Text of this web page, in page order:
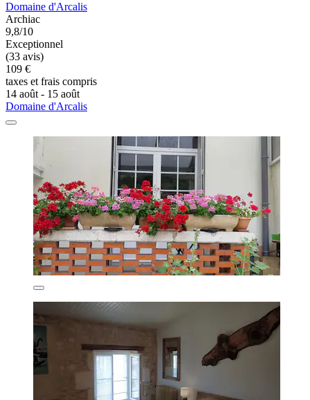
Domaine d'Arcalis
Archiac
9,8/10
Exceptionnel
(33 avis)
109 €
taxes et frais compris
14 août - 15 août
Domaine d'Arcalis